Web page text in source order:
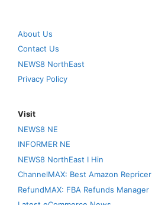
About Us
Contact Us
NEWS8 NorthEast
Privacy Policy
Visit
NEWS8 NE
INFORMER NE
NEWS8 NorthEast I Hin
ChannelMAX: Best Amazon Repricer
RefundMAX: FBA Refunds Manager